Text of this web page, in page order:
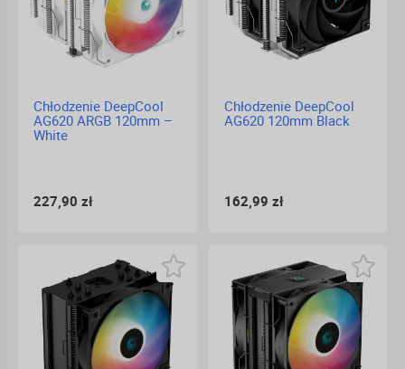
Chłodzenie DeepCool
AG620 ARGB 120mm –
White
227,90 zł
Chłodzenie DeepCool
AG620 120mm Black
162,99 zł